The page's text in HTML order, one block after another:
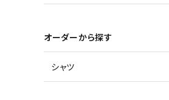
オーダーから探す
シャツ